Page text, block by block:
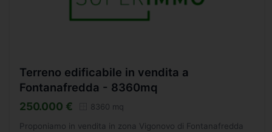
Terreno edificabile in vendita a
Fontanafredda - 8360mq
250.000 € 8360 mq
Proponiamo in vendita in zona Vigonovo di Fontanafredda